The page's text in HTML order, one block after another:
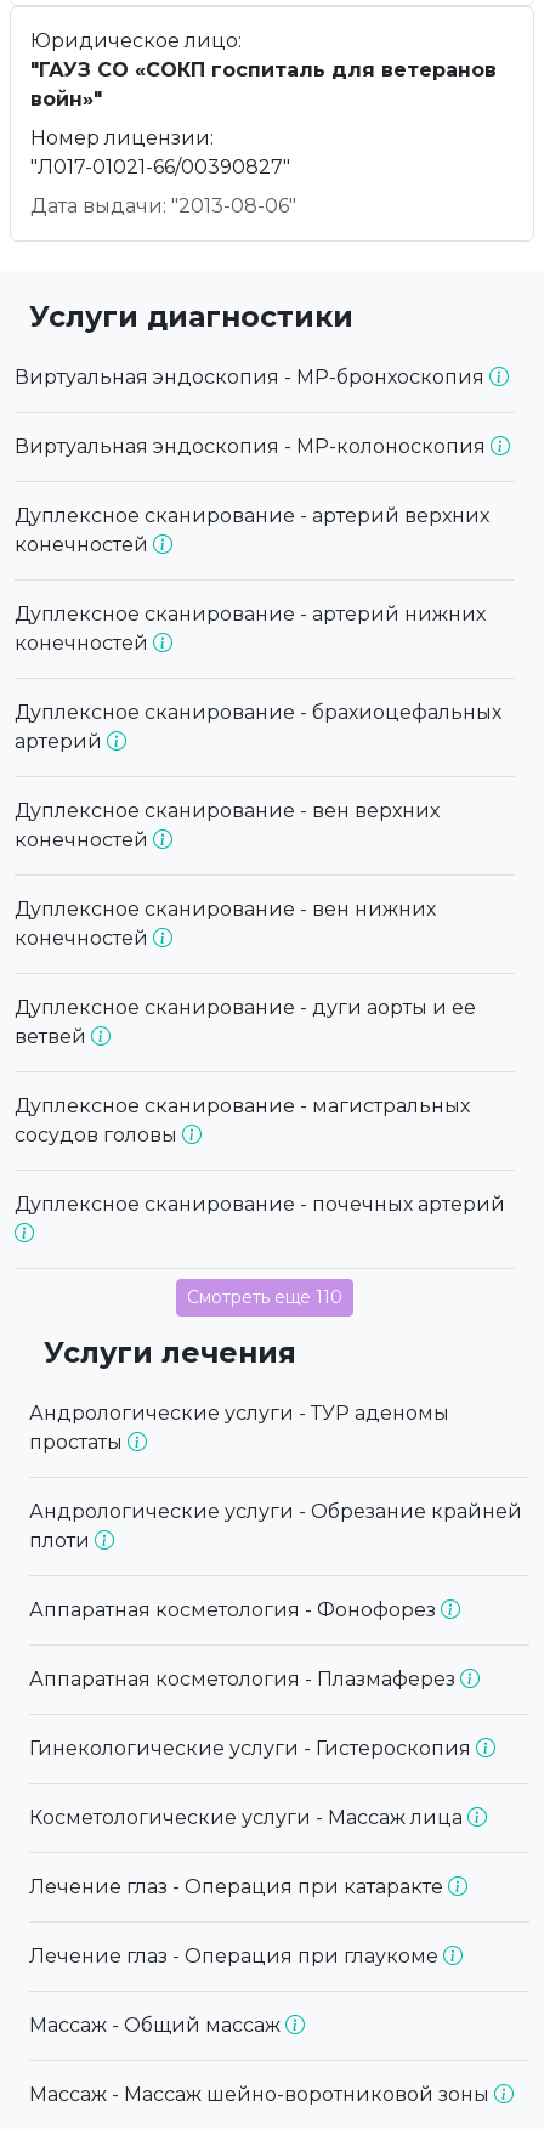
Юридическое лицо:
"ГАУЗ СО «СОКП госпиталь для ветеранов
войн»"
Номер лицензии:
"Л017-01021-66/00390827"
Дата выдачи: "2013-08-06"
Услуги диагностики
Виртуальная эндоскопия - МР-бронхоскопия
Виртуальная эндоскопия - МР-колоноскопия
Дуплексное сканирование - артерий верхних
конечностей
Дуплексное сканирование - артерий нижних
конечностей
Дуплексное сканирование - брахиоцефальных
артерий
Дуплексное сканирование - вен верхних
конечностей
Дуплексное сканирование - вен нижних
конечностей
Дуплексное сканирование - дуги аорты и ее
ветвей
Дуплексное сканирование - магистральных
сосудов головы
Дуплексное сканирование - почечных артерий
Смотреть еще 110
Услуги лечения
Андрологические услуги - ТУР аденомы
простаты
Андрологические услуги - Обрезание крайней
плоти
Аппаратная косметология - Фонофорез
Аппаратная косметология - Плазмаферез
Гинекологические услуги - Гистероскопия
Косметологические услуги - Массаж лица
Лечение глаз - Операция при катаракте
Лечение глаз - Операция при глаукоме
Массаж - Общий массаж
Массаж - Массаж шейно-воротниковой зоны